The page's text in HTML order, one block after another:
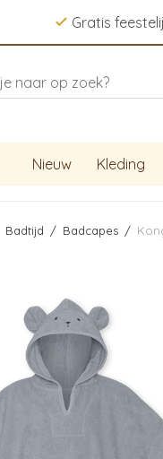
Gratis
Nieuw Kleding
Badtijd / Badcapes /